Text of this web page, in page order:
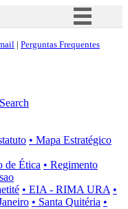
Simplifique!
à informação
Canais
| Perguntas Frequentes
Search
• Mapa Estratégico
de Ética • Regimento
• EIA - RIMA URA •
• Santa Quitéria •